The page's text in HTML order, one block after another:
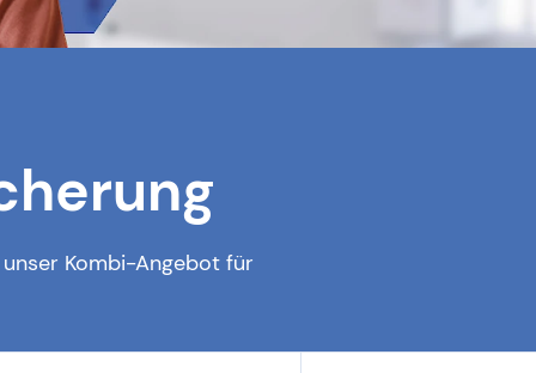
Kombi-Angebot für